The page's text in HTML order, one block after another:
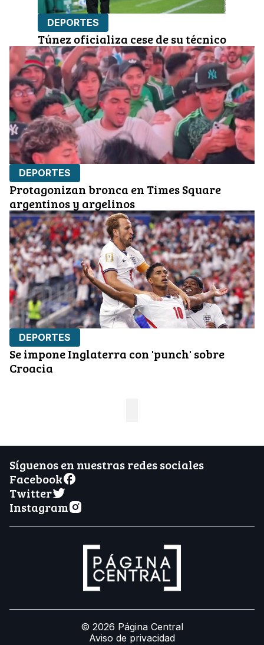
DEPORTES
Túnez oficializa cese de su técnico
DEPORTES
Protagonizan bronca en Times Square
argentinos y argelinos
DEPORTES
Se impone Inglaterra con 'punch' sobre
Croacia
Síguenos en nuestras redes sociales
Facebook
Twitter
Instagram
© 2026 Página Central
Aviso de privacidad